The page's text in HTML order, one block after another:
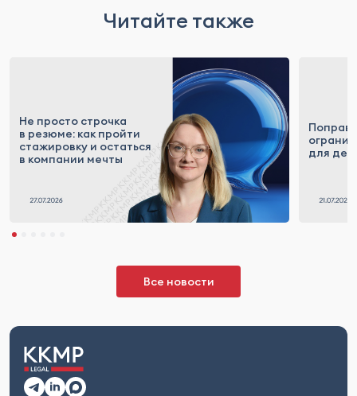
Читайте также
Не просто строчка
в резюме: как пройти
стажировку и остаться
в компании мечты
для
Все новости